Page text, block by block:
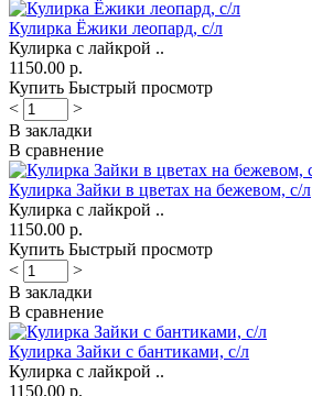
Кулирка Ёжики леопард, с/л
Кулирка с лайкрой ..
1150.00 р.
Купить Быстрый просмотр
<
>
В закладки
В сравнение
Кулирка Зайки в цветах на бежевом, с/л
Кулирка с лайкрой ..
1150.00 р.
Купить Быстрый просмотр
<
>
В закладки
В сравнение
Кулирка Зайки с бантиками, с/л
Кулирка с лайкрой ..
1150.00 р.